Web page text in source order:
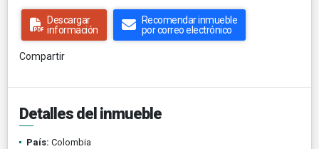
Descargar
información
Recomendar inmueble
por correo electrónico
Compartir
Detalles del inmueble
País: Colombia